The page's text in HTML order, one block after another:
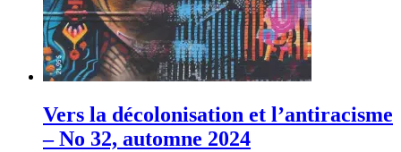
Vers la décolonisation et l’antiracisme
– No 32, automne 2024